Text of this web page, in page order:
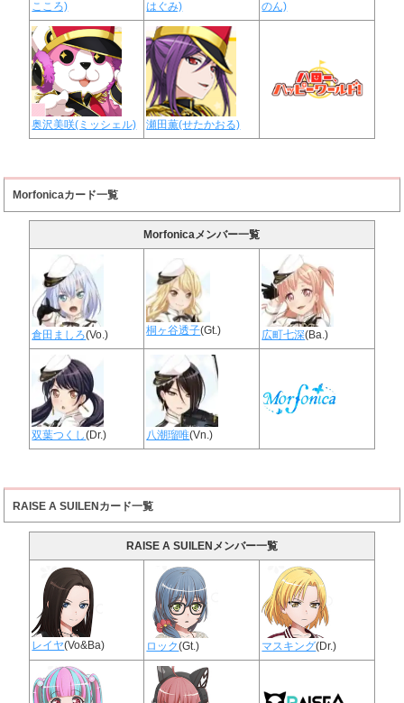
こころ)
はぐみ)
のん)
奥沢美咲(ミッシェル) 瀬田薫(せたかおる)
Morfonicaカード一覧
Morfonicaメンバー一覧
倉田ましろ(Vo.) 桐ヶ谷透子(Gt.) 広町七深(Ba.)
双葉つくし(Dr.) 八潮瑠唯(Vn.)
RAISE A SUILENカード一覧
RAISE A SUILENメンバー一覧
レイヤ(Vo&Ba) ロック(Gt.) マスキング(Dr.)